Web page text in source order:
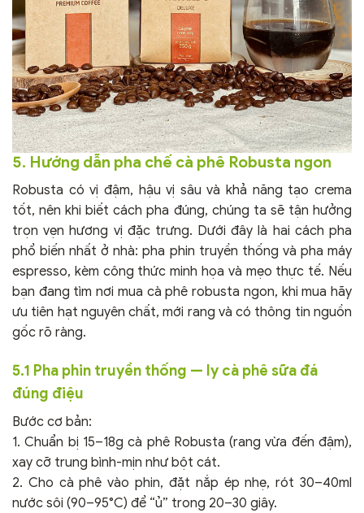
5. Hướng dẫn pha chế cà phê Robusta ngon
Robusta có vị đậm, hậu vị sâu và khả năng tạo crema
tốt, nên khi biết cách pha đúng, chúng ta sẽ tận hưởng
trọn vẹn hương vị đặc trưng. Dưới đây là hai cách pha
phổ biến nhất ở nhà: pha phin truyền thống và pha máy
espresso, kèm công thức minh họa và mẹo thực tế. Nếu
bạn đang tìm nơi mua cà phê robusta ngon, khi mua hãy
ưu tiên hạt nguyên chất, mới rang và có thông tin nguồn
gốc rõ ràng.
5.1 Pha phin truyền thống — ly cà phê sữa đá
đúng điệu
Bước cơ bản:
1. Chuẩn bị 15–18g cà phê Robusta (rang vừa đến đậm),
xay cỡ trung bình-mịn như bột cát.
2. Cho cà phê vào phin, đặt nắp ép nhẹ, rót 30–40ml
nước sôi (90–95°C) để “ủ” trong 20–30 giây.